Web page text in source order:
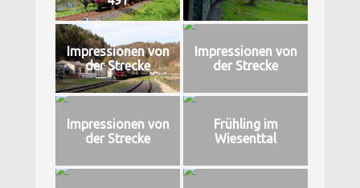
Impressionen von
der Strecke
Impressionen von
der Strecke
Impressionen von
der Strecke
Frühling im
Wiesenttal